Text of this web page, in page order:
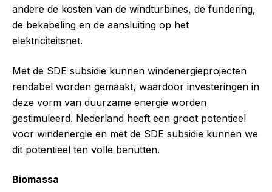
andere de kosten van de windturbines, de fundering,
de bekabeling en de aansluiting op het
elektriciteitsnet.
Met de SDE subsidie kunnen windenergieprojecten
rendabel worden gemaakt, waardoor investeringen in
deze vorm van duurzame energie worden
gestimuleerd. Nederland heeft een groot potentieel
voor windenergie en met de SDE subsidie kunnen we
dit potentieel ten volle benutten.
Biomassa